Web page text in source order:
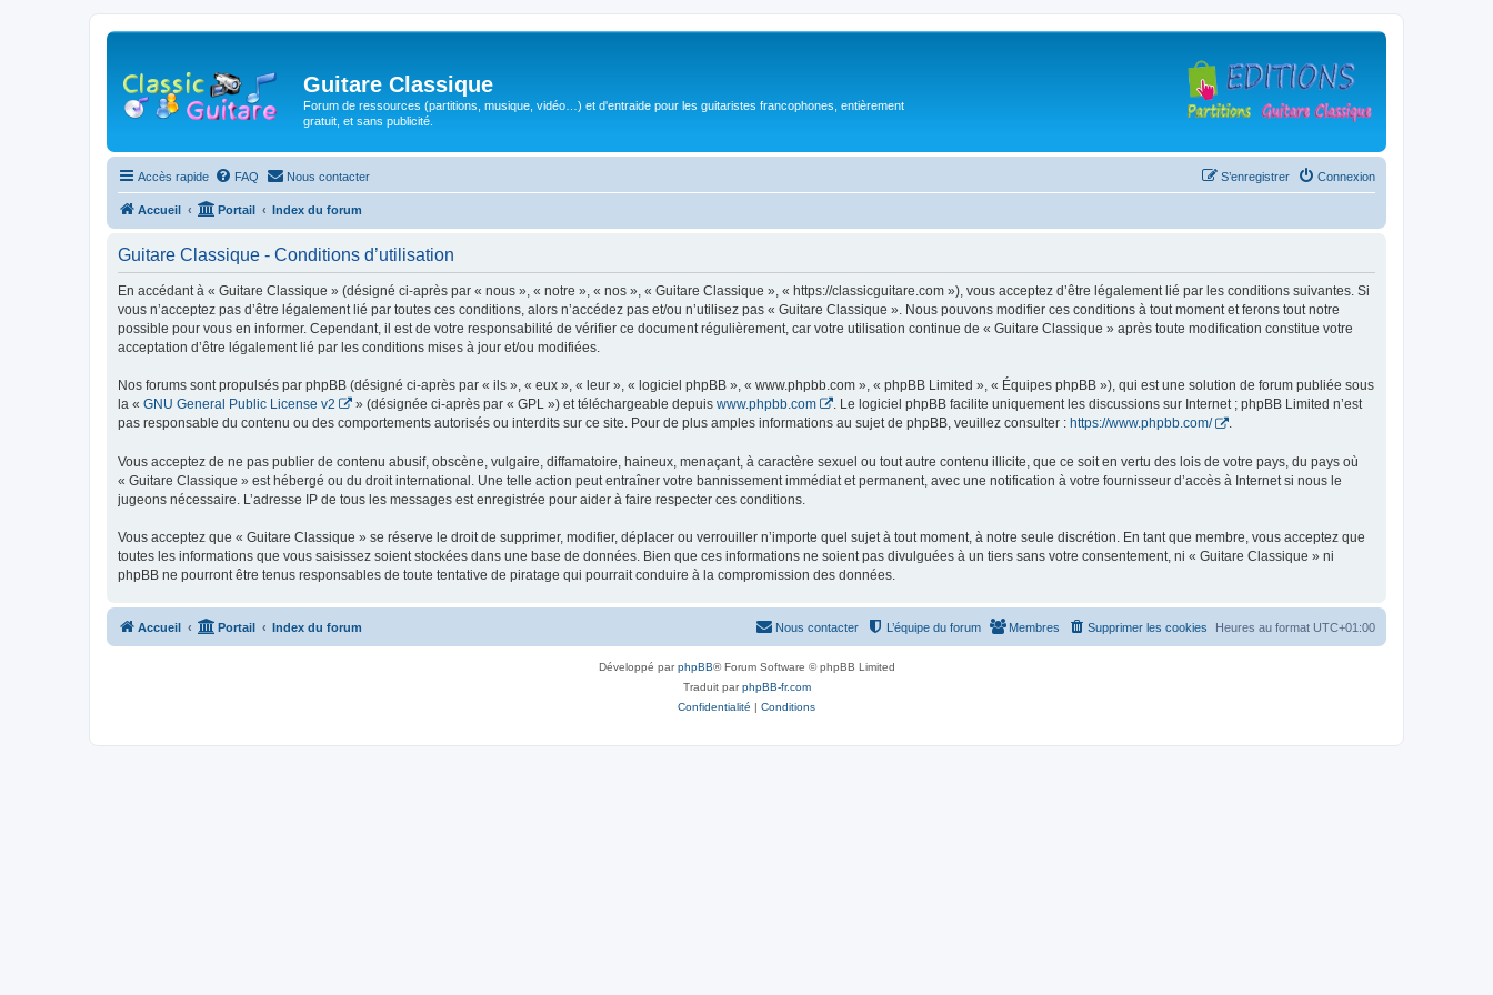
Guitare Classique
Forum de ressources (partitions, musique, vidéo…) et d'entraide pour les guitaristes francophones, entièrement
gratuit, et sans publicité.
Accès rapide FAQ Nous contacter Connexion
S’enregistrer
Accueil Portail Index du forum
Guitare Classique - Conditions d’utilisation
En accédant à « Guitare Classique » (désigné ci-après par « nous », « notre », « nos », « Guitare Classique », « https://classicguitare.com »), vous acceptez d’être légalement lié par les conditions suivantes. Si
vous n’acceptez pas d’être légalement lié par toutes ces conditions, alors n’accédez pas et/ou n’utilisez pas « Guitare Classique ». Nous pouvons modifier ces conditions à tout moment et ferons tout notre
possible pour vous en informer. Cependant, il est de votre responsabilité de vérifier ce document régulièrement, car votre utilisation continue de « Guitare Classique » après toute modification constitue votre
acceptation d’être légalement lié par les conditions mises à jour et/ou modifiées.
Nos forums sont propulsés par phpBB (désigné ci-après par « ils », « eux », « leur », « logiciel phpBB », « www.phpbb.com », « phpBB Limited », « Équipes phpBB »), qui est une solution de forum publiée sous
la « GNU General Public License v2 » (désignée ci-après par « GPL ») et téléchargeable depuis www.phpbb.com
. Le logiciel phpBB facilite uniquement les discussions sur Internet ; phpBB Limited n’est
pas responsable du contenu ou des comportements autorisés ou interdits sur ce site. Pour de plus amples informations au sujet de phpBB, veuillez consulter : https://www.phpbb.com/ .
Vous acceptez de ne pas publier de contenu abusif, obscène, vulgaire, diffamatoire, haineux, menaçant, à caractère sexuel ou tout autre contenu illicite, que ce soit en vertu des lois de votre pays, du pays où
« Guitare Classique » est hébergé ou du droit international. Une telle action peut entraîner votre bannissement immédiat et permanent, avec une notification à votre fournisseur d’accès à Internet si nous le
jugeons nécessaire. L’adresse IP de tous les messages est enregistrée pour aider à faire respecter ces conditions.
Vous acceptez que « Guitare Classique » se réserve le droit de supprimer, modifier, déplacer ou verrouiller n’importe quel sujet à tout moment, à notre seule discrétion. En tant que membre, vous acceptez que
toutes les informations que vous saisissez soient stockées dans une base de données. Bien que ces informations ne soient pas divulguées à un tiers sans votre consentement, ni « Guitare Classique » ni
phpBB ne pourront être tenus responsables de toute tentative de piratage qui pourrait conduire à la compromission des données.
Accueil Portail Index du forum Heures au format UTC+01:00
Supprimer les cookies
Membres
L’équipe du forum
Nous contacter
Développé parphpBB® Forum Software © phpBB Limited
Traduit parphpBB-fr.com
Confidentialité | Conditions